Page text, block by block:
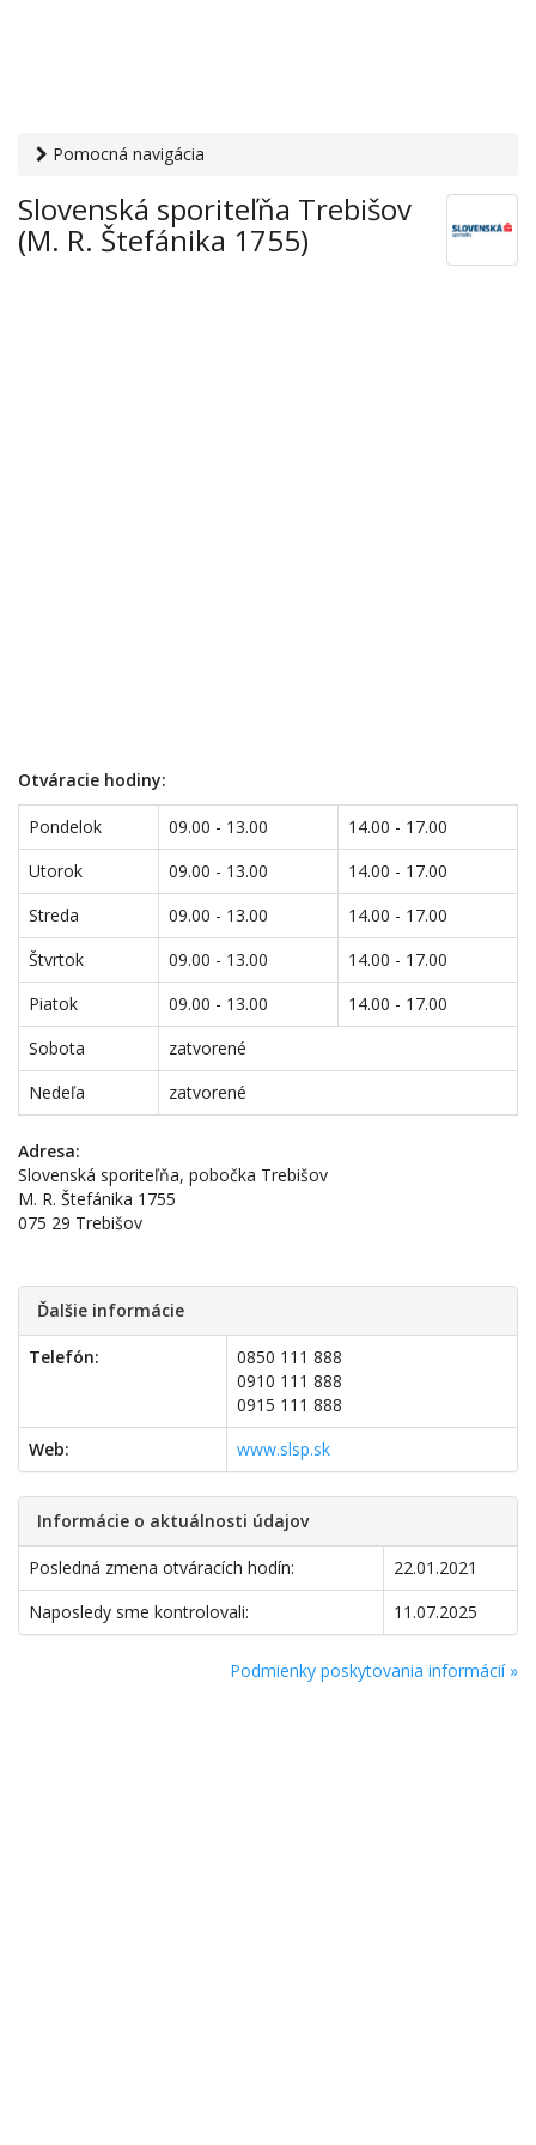
Pomocná navigácia
Slovenská sporiteľňa Trebišov (M. R. Štefánika 1755)
Slovenská sporiteľňa Trebišov
(M. R. Štefánika 1755)
Otváracie hodiny:
Pondelok 09.00 - 13.00
14.00 - 17.00
Utorok
09.00 - 13.00
14.00 - 17.00
Streda
09.00 - 13.00
14.00 - 17.00
Štvrtok
09.00 - 13.00
14.00 - 17.00
Piatok
09.00 - 13.00
14.00 - 17.00
Sobota
zatvorené
Nedeľa
zatvorené
Adresa:
Slovenská sporiteľňa, pobočka Trebišov
M. R. Štefánika 1755
075 29 Trebišov
Ďalšie informácie
Telefón:
0850 111 888
0910 111 888
0915 111 888
Web:
www.slsp.sk
Informácie o aktuálnosti údajov
Posledná zmena otváracích hodín:
22.01.2021
Naposledy sme kontrolovali:
11.07.2025
Podmienky poskytovania informácií »